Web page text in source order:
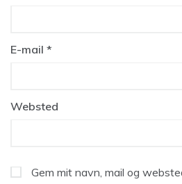
E-mail *
Websted
Gem mit navn, mail og